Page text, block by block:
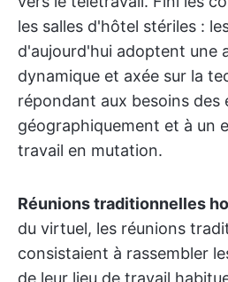
les salles d'hôtel stériles :
d'aujourd'hui adoptent une
dynamique et axée sur la
répondant aux besoins des
géographiquement et à un
travail en mutation.
Réunions traditionnelles
du virtuel, les réunions
consistaient à rassembler
de leur lieu de travail